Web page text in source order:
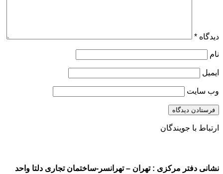
دیدگاه *
نام
ایمیل
وب‌ سایت
ارتباط با جویندگان
نشانی دفتر مرکزی : تهران – تهرانسر-ساختمان تجاری دلتا واحد